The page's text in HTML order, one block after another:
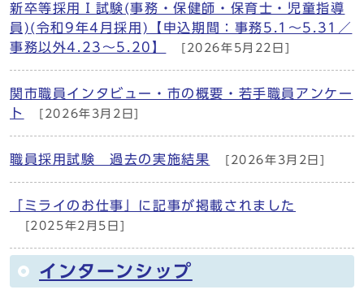
新卒等採用Ⅰ試験(事務・保健師・保育士・児童指導
員)(令和9年4月採用)【申込期間：事務5.1～5.31／
事務以外4.23～5.20】
[2026年5月22日]
関市職員インタビュー・市の概要・若手職員アンケー
ト
[2026年3月2日]
職員採用試験 過去の実施結果 [2026年3月2日]
「ミライのお仕事」に記事が掲載されました
[2025年2月5日]
インターンシップ